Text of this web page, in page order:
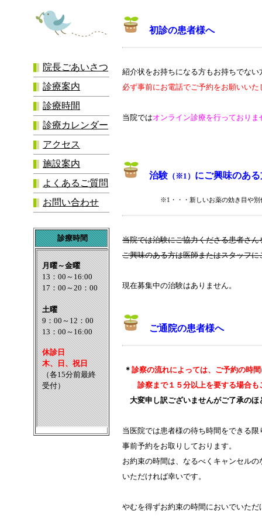
院長ごあいさつ
診療案内
診療時間
診療カレンダー
アクセス
施設案内
よくあるご質問
お問い合わせ
診療時間
初診の患者様へ
紹介状をお持ちになる方もお持ちでない
必ず事前にお電話でご予約をお願いいた
当院ではオンライン診療を行っておりま
治験 （※1） にご興味のあ
※1・・・新しいお薬の効き目や
当院では治験にご協力くださる患者さ
ご興味のある方は医師またはスタッフに
現在募集中の治験はありません。
ご通院の患者様へ
＊ 診察の流れによっては、ご予約の時
診察まで１５分以上を要する場合も
大変申し訳ございませんがご了承のほ
当医院では患者様の待ち時間をできる
事前予約をお取りしております。
お約束の時間は、なるべくキャンセル
いただければ幸いです。
やむを得ずお約束の時間においでいた